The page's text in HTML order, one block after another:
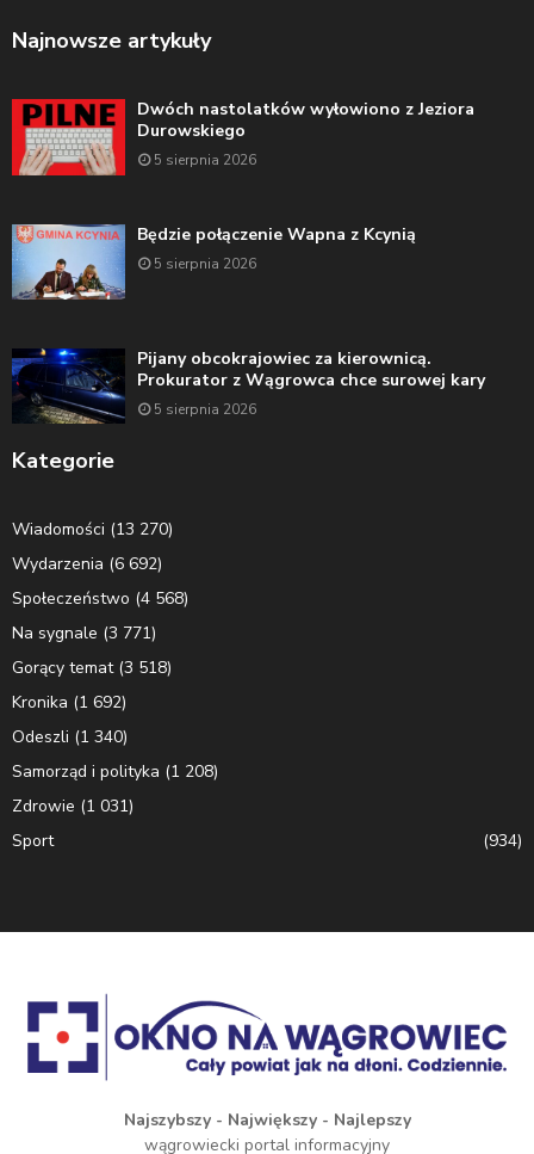
Najnowsze artykuły
Dwóch nastolatków wyłowiono z Jeziora
Durowskiego
5 sierpnia 2026
Będzie połączenie Wapna z Kcynią
5 sierpnia 2026
Pijany obcokrajowiec za kierownicą.
Prokurator z Wągrowca chce surowej kary
5 sierpnia 2026
Kategorie
Wiadomości (13 270)
Wydarzenia (6 692)
Społeczeństwo (4 568)
Na sygnale (3 771)
Gorący temat(3 518)
Kronika (1 692)
Odeszli (1 340)
Samorząd i polityka (1 208)
Zdrowie (1 031)
Sport
(934)
Najszybszy - Największy - Najlepszy
wągrowiecki portal informacyjny